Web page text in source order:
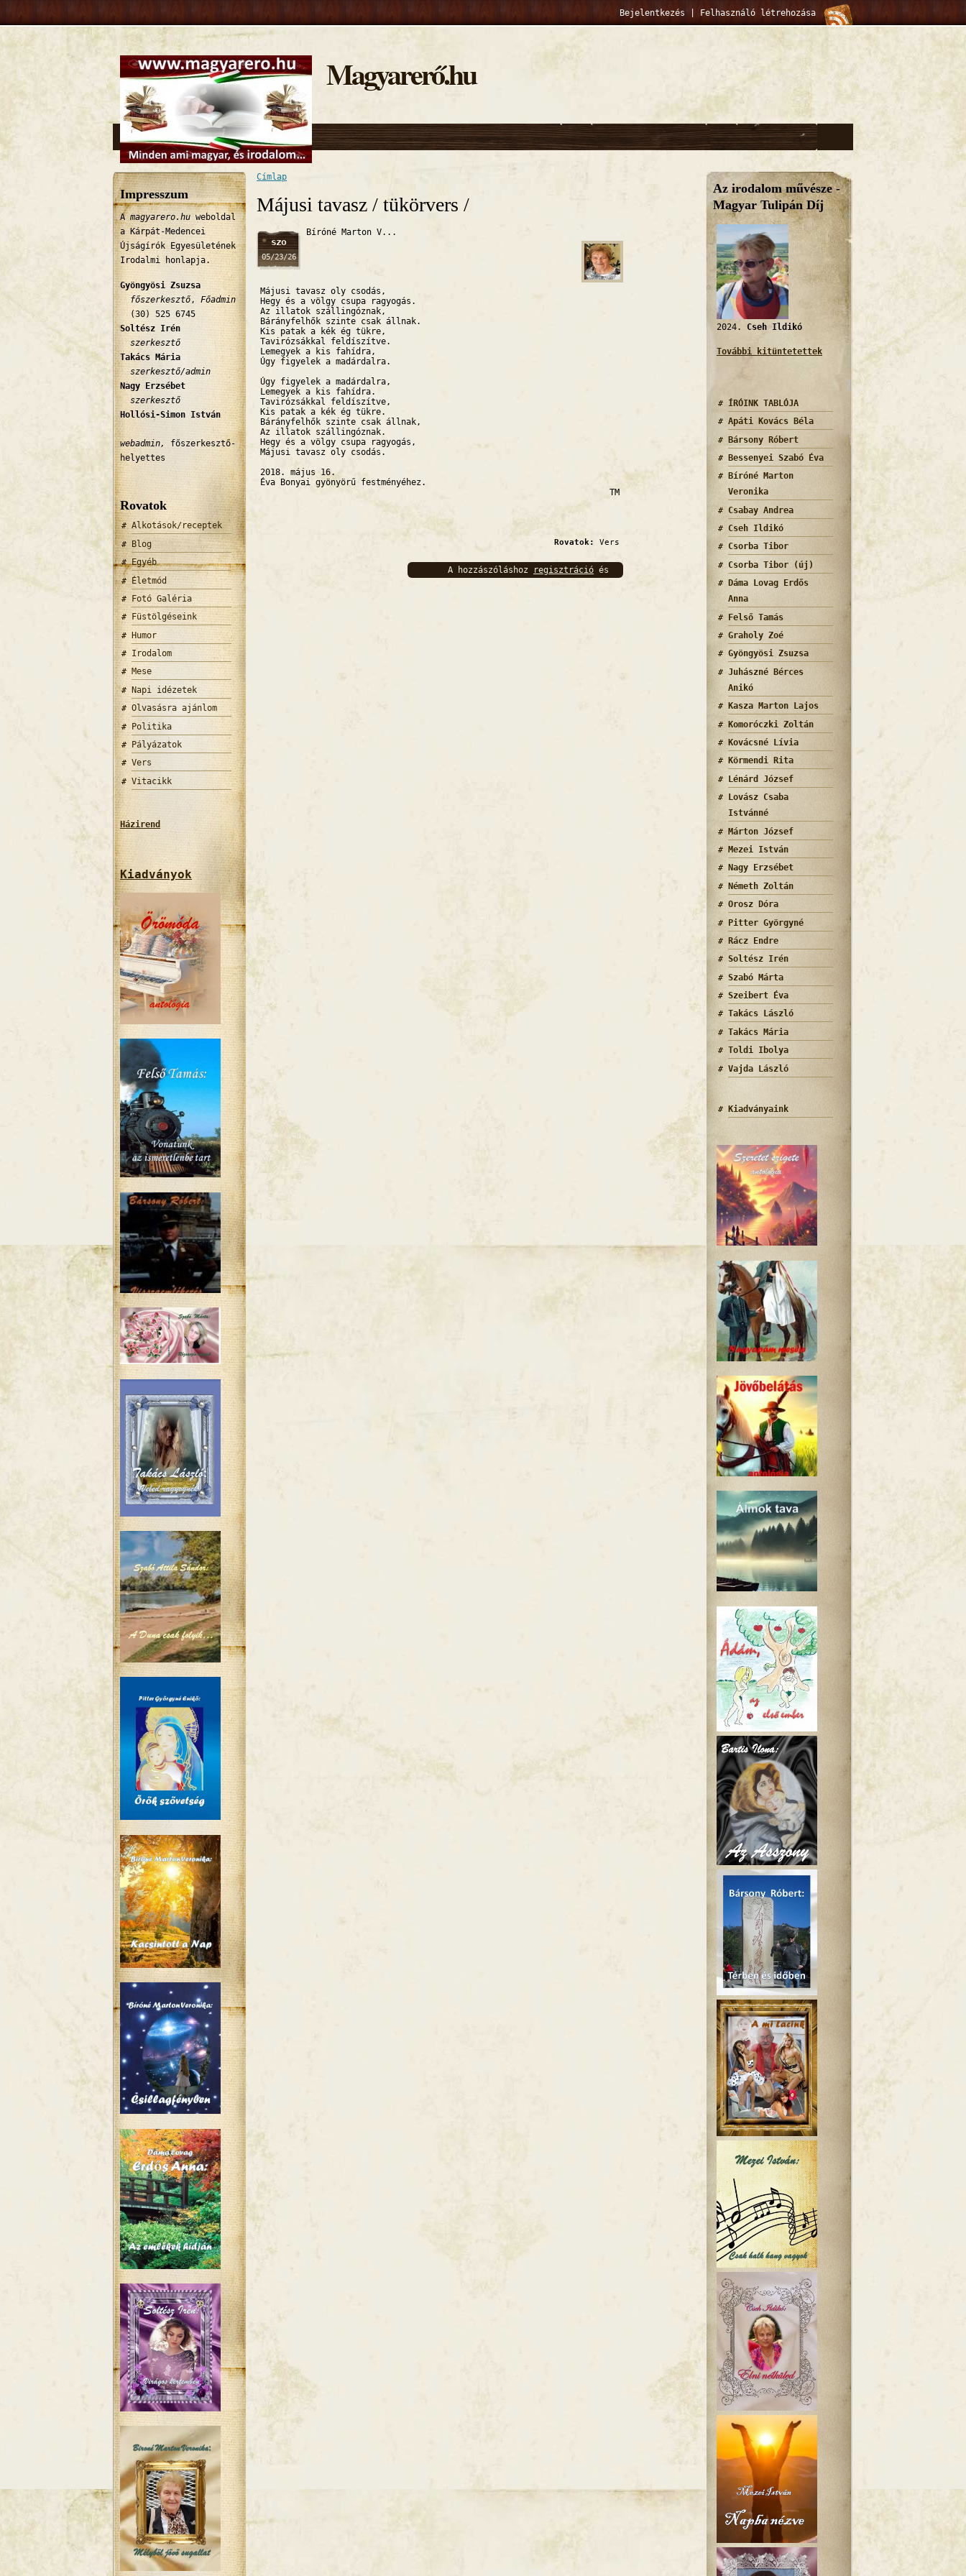
Bejelentkezés Felhasználó létrehozása
Magyarerő.hu
Impresszum
A magyarero.hu weboldal
a Kárpát-Medencei
Újságírók Egyesületének
Irodalmi honlapja.
Gyöngyösi Zsuzsa
főszerkesztő ,
Főadmin
(30) 525 6745
Soltész Irén
szerkesztő
Takács Mária
szerkesztő/admin
Nagy Erzsébet
szerkesztő
Hollósi-Simon István
webadmin,
főszerkesztő-
helyettes
Rovatok
Alkotások/receptek
Blog
Egyéb
Életmód
Fotó Galéria
Füstölgéseink
Humor
Irodalom
Mese
Napi idézetek
Olvasásra ajánlom
Politika
Pályázatok
Vers
Vitacikk
Házirend
Kiadványok
Jelenlegi hely
Címlap
Májusi tavasz / tükörvers /
szo
05/23/26
Bíróné Marton V...
Májusi tavasz oly csodás,
Hegy és a völgy csupa ragyogás.
Az illatok szállingóznak,
Bárányfelhők szinte csak állnak.
Kis patak a kék ég tükre,
Tavirózsákkal feldíszítve.
Lemegyek a kis fahídra,
Úgy figyelek a madárdalra.
Úgy figyelek a madárdalra,
Lemegyek a kis fahídra.
Tavirózsákkal feldíszítve,
Kis patak a kék ég tükre.
Bárányfelhők szinte csak állnak,
Az illatok szállingóznak.
Hegy és a völgy csupa ragyogás,
Májusi tavasz oly csodás.
2018. május 16.
Éva Bonyai gyönyörű festményéhez.
TM
Rovatok: Vers
A hozzászóláshoz regisztráció és
Az irodalom művésze -
Magyar Tulipán Díj
2024. Cseh Ildikó
További kitüntetettek
ÍRÓINK TABLÓJA
Apáti Kovács Béla
Bársony Róbert
Bessenyei Szabó Éva
Bíróné Marton
Veronika
Csabay Andrea
Cseh Ildikó
Csorba Tibor
Csorba Tibor (új)
Dáma Lovag Erdős
Anna
Felső Tamás
Graholy Zoé
Gyöngyösi Zsuzsa
Juhászné Bérces
Anikó
Kasza Marton Lajos
Komoróczki Zoltán
Kovácsné Lívia
Körmendi Rita
Lénárd József
Lovász Csaba
Istvánné
Márton József
Mezei István
Nagy Erzsébet
Németh Zoltán
Orosz Dóra
Pitter Györgyné
Rácz Endre
Soltész Irén
Szabó Márta
Szeibert Éva
Takács László
Takács Mária
Toldi Ibolya
Vajda László
Kiadványaink